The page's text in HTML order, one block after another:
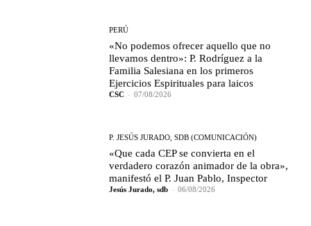
PERÚ
«No podemos ofrecer aquello que no
llevamos dentro»: P. Rodríguez a la
Familia Salesiana en los primeros
Ejercicios Espirituales para laicos
CSC - 07/08/2026
P. JESÚS JURADO, SDB (COMUNICACIÓN)
«Que cada CEP se convierta en el
verdadero corazón animador de la obra»,
manifestó el P. Juan Pablo, Inspector
Jesús Jurado, sdb - 06/08/2026